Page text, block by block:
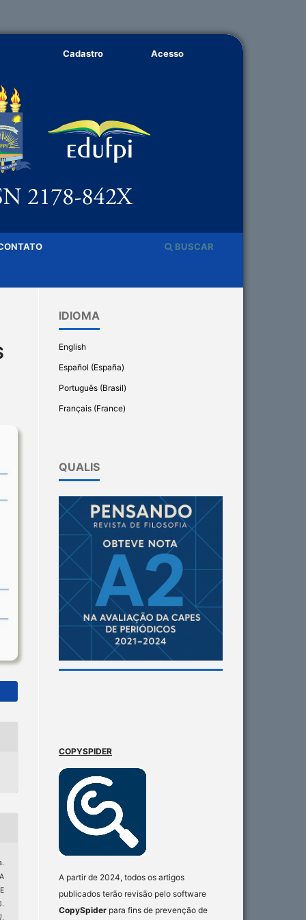
BUSCAR
Cadastro Acesso
IDIOMA
English
Español (España)
Português (Brasil)
Français (France)
QUALIS
COPYSPIDER
A partir de 2024, todos os artigos
publicados terão revisão pelo software
CopySpider para fins de prevenção de